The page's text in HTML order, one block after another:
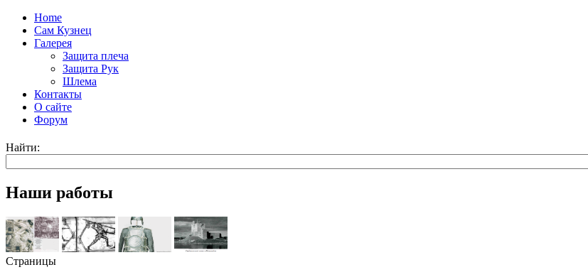
Home
Сам Кузнец
Галерея
Защита плеча
Защита Рук
Шлема
Контакты
О сайте
Форум
Найти:
Наши работы
Страницы